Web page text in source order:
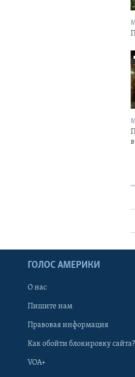
ГОЛОС АМЕРИКИ
О нас
Пишите нам
Правовая информация
Как обойти блокировку сайта?
VOA+